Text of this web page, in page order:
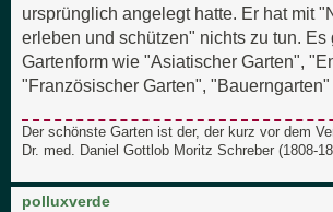
ursprünglich angelegt hatte. Er hat mit
erleben und schützen" nichts zu tun. Es
Gartenform wie "Asiatischer Garten",
"Französischer Garten", "Bauerngarten"
Der schönste Garten ist der, der kurz vor dem
Dr. med. Daniel Gottlob Moritz Schreber (1808-
polluxverde